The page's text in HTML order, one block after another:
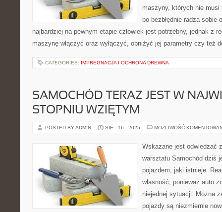
maszyny, których nie musi
bo bezbłędnie radzą sobie
najbardziej na pewnym etapie człowiek jest potrzebny, jednak z
maszynę włączyć oraz wyłączyć, obniżyć jej parametry czy też
CATEGORIES: IMPREGNACJA I OCHRONA DREWNA
SAMOCHÓD TERAZ JEST W
STOPNIU WZIĘTYM
POSTED BY ADMIN SIE - 16 - 2025 MOŻLIWOŚĆ
Wskazane jest odwiedzać
warsztatu Samochód dziś
pojazdem, jaki istnieje.
własność, ponieważ auto
niejednej sytuacji. Można
pojazdy są niezmiernie